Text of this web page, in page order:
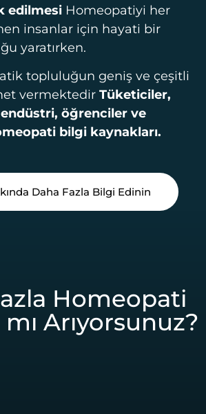
edilmesi Homeopatiyi her
insanlar için hayati bir
yaratırken.
topluluğun geniş ve çeşitli
vermektedir Tüketiciler,
endüstri, öğrenciler ve
bilgi kaynakları.
Daha Fazla Bilgi Edinin
Homeopati
mı Arıyorsunuz?